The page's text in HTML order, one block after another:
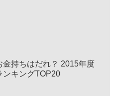
金持ちはだれ？ 2015年度
ンキングTOP20